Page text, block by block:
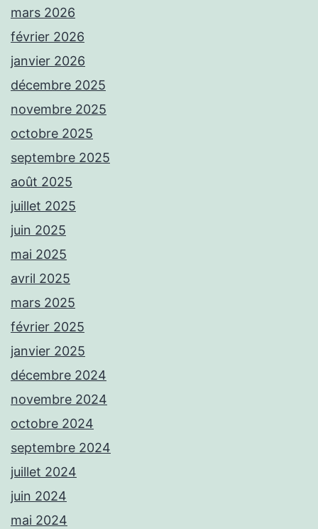
mars 2026
février 2026
janvier 2026
décembre 2025
novembre 2025
octobre 2025
septembre 2025
août 2025
juillet 2025
juin 2025
mai 2025
avril 2025
mars 2025
février 2025
janvier 2025
décembre 2024
novembre 2024
octobre 2024
septembre 2024
juillet 2024
juin 2024
mai 2024